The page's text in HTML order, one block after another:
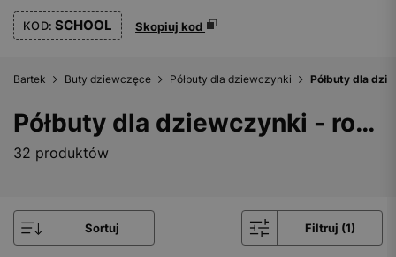
KOD: SCHOOL Skopiuj kod
Bartek Buty dziewczęce Półbuty dla dziewczynki Półbuty dla
Półbuty dla dziewczynki - rozmiar 34
32 produktów
Sortuj Filtruj (1)